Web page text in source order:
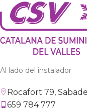
Al lado del instalador
Rocafort 79,
659 784 777